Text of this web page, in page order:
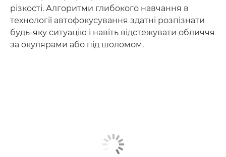
різкості. Алгоритми глибокого навчання в
технології автофокусування здатні розпізнати
будь-яку ситуацію і навіть відстежувати обличчя
за окулярами або під шоломом.